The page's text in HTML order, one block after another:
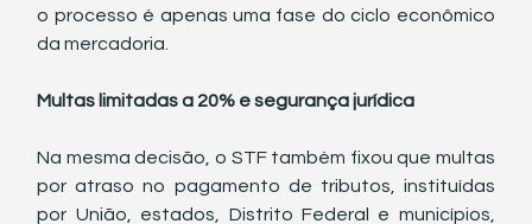
o processo é apenas uma fase do ciclo econômico
da mercadoria.
Multas limitadas a 20% e segurança jurídica
Na mesma decisão, o STF também fixou que multas
por atraso no pagamento de tributos, instituídas
por União, estados, Distrito Federal e municípios,